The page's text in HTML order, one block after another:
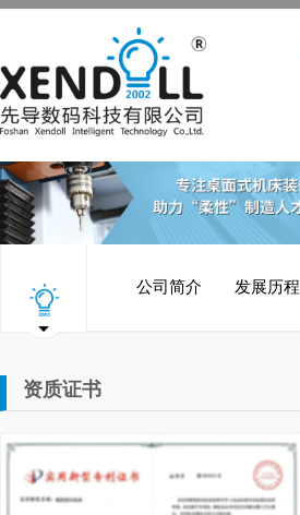
公司简介 发展历程
资质证书